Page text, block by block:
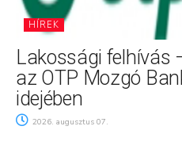
HÍREK
Lakossági felhívás
az OTP Mozgó
idejében
2026. augusztus 07.